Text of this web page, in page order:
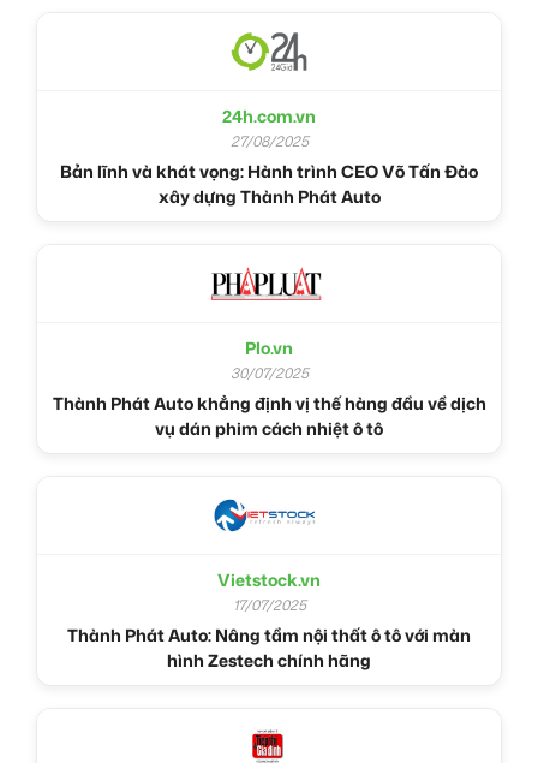
24h.com.vn
27/08/2025
Bản lĩnh và khát vọng: Hành trình CEO Võ Tấn Đào
xây dựng Thành Phát Auto
Plo.vn
30/07/2025
Thành Phát Auto khẳng định vị thế hàng đầu về dịch
vụ dán phim cách nhiệt ô tô
Vietstock.vn
17/07/2025
Thành Phát Auto: Nâng tầm nội thất ô tô với màn
hình Zestech chính hãng